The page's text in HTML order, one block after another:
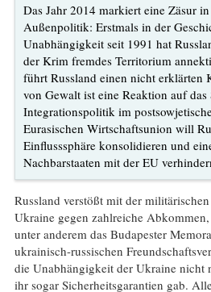
Das Jahr 2014 markiert eine Zäsur
Außenpolitik: Erstmals in der
Unabhängigkeit seit 1991 hat
der Krim fremdes Territorium
führt Russland einen nicht erklärten
von Gewalt ist eine Reaktion auf
Integrationspolitik im
Eurasischen Wirtschaftsunion will
Einflusssphäre konsolidieren und
Nachbarstaaten mit der EU
Russland verstößt mit der
Ukraine gegen zahlreiche
unter anderem das Budapester
ukrainisch-russischen
die Unabhängigkeit der Ukraine nicht
ihr sogar Sicherheitsgarantien gab.